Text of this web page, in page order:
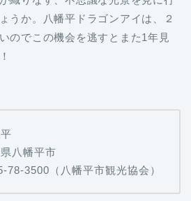
うか。八幡平ドラゴンアイは、２
のでこの機会を逃すとまた1年見
八幡平市
78-3500（八幡平市観光協会）